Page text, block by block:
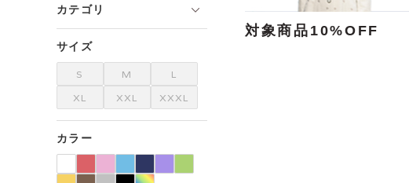
カテゴリ
サイズ
S M
L
XL
XXL XXXL
カラー
対象商品10%OFF